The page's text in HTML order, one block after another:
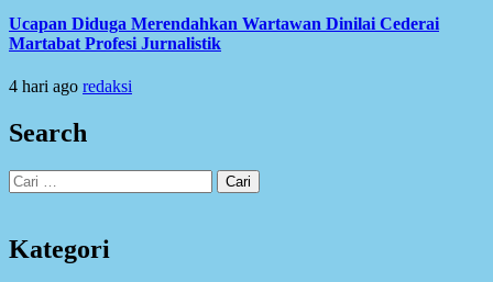
Ucapan Diduga Merendahkan Wartawan Dinilai Cederai
Martabat Profesi Jurnalistik
4 hari ago redaksi
Search
Cari
untuk:
Kategori